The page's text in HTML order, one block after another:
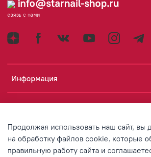
Информация
Аккаунт
info@starnail-shop.ru
связь с нами
Продолжая использовать наш сайт, вы
на обработку файлов cookie, которые
правильную работу сайта и